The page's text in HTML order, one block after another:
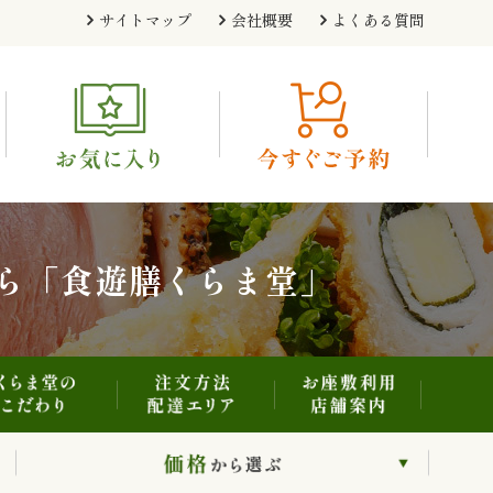
サイトマップ 会社概要 よくある質問
「食遊膳くらま堂」
ご利用シーンから選ぶ 価格から選ぶ